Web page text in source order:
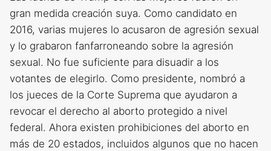
gran medida creación suya. Como candidato en
2016, varias mujeres lo acusaron de agresión sexual
y lo grabaron fanfarroneando sobre la agresión
sexual. No fue suficiente para disuadir a los
votantes de elegirlo. Como presidente, nombró a
los jueces de la Corte Suprema que ayudaron a
revocar el derecho al aborto protegido a nivel
federal. Ahora existen prohibiciones del aborto en
más de 20 estados, incluidos algunos que no hacen